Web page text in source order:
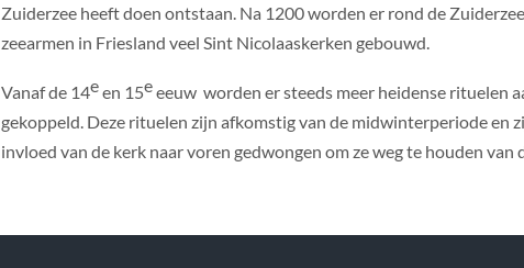
Zuiderzee heeft doen ontstaan. Na 1200 worden er rond de
zeearmen in Friesland veel Sint Nicolaaskerken gebouwd.
Vanaf de 14een 15eeeuw worden er steeds meer heidense rituelen
gekoppeld. Deze rituelen zijn afkomstig van de midwinterperiode en
invloed van de kerk naar voren gedwongen om ze weg te houden van